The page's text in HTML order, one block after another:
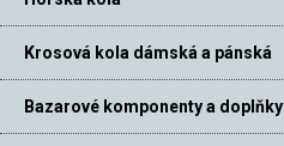
Krosová kola dámská a pánská
Bazarové komponenty a doplňky